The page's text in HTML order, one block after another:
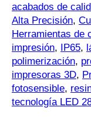
acabados de
Alta Precisión,
Herramientas de
impresión, IP65,
polimerización,
impresoras 3D,
fotosensible,
tecnología LED